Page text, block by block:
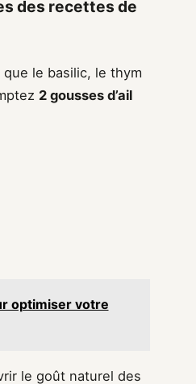
des recettes de
que le basilic, le thym
2 gousses d’ail
optimiser votre
le goût naturel des